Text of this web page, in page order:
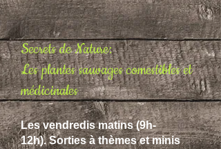
Secrets de Nature:
Les plantes sauvages comestibles et
médicinales
​Les vendredis matins (9h-
12h).Sorties à thèmes et minis